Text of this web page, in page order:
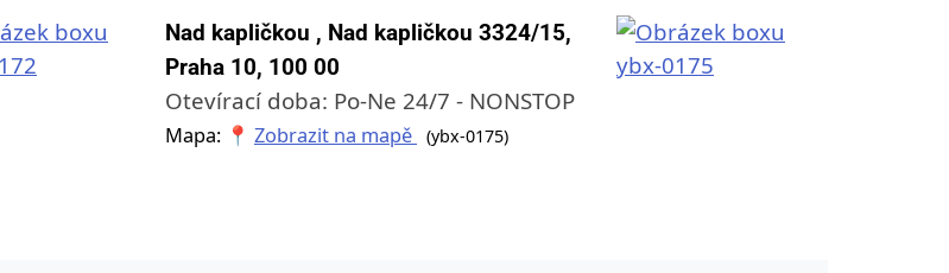
Nad kapličkou , Nad kapličkou 3324/15,
Praha 10, 100 00
Otevírací doba: Po-Ne 24/7 - NONSTOP
Mapa: 📍 Zobrazit na mapě (ybx-0175)